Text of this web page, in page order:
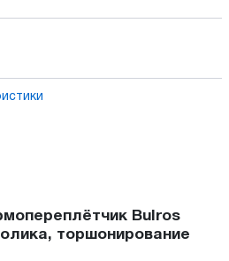
Bulros
торшонирование